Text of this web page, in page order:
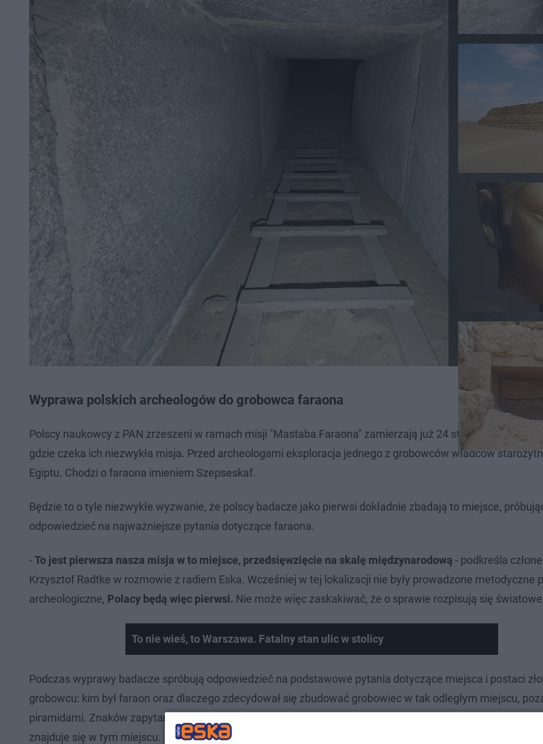
Wyprawa polskich archeologów do grobowca faraona
Polscy naukowcy z PAN zrzeszeni w ramach misji "Mastaba Faraona" zamierzają już 24 stycznia wylecieć
gdzie czeka ich niezwykła misja. Przed archeologami eksploracja jednego z grobowców władców
Egiptu. Chodzi o faraona imieniem Szepseskaf.
Będzie to o tyle niezwykłe wyzwanie, że polscy badacze jako pierwsi dokładnie zbadają to miejsce,
odpowiedzieć na najważniejsze pytania dotyczące faraona.
-To jest pierwsza nasza misja w to miejsce, przedsięwzięcie na skalę międzynarodową - podkreśla
Krzysztof Radtke w rozmowie z radiem Eska. Wcześniej w tej lokalizacji nie były prowadzone metodyczne
archeologiczne, Polacy będą więc pierwsi. Nie może więc zaskakiwać, że o sprawie rozpisują się
To nie wieś, to Warszawa. Fatalny stan ulic w stolicy
Podczas wyprawy badacze spróbują odpowiedzieć na podstawowe pytania dotyczące miejsca i postaci
grobowcu: kim był faraon oraz dlaczego zdecydował się zbudować grobowiec w tak odległym miejscu,
piramidami. Znaków zapytania jest zresztą więcej - nie ma bowiem nawet pewności, czy ciało Szepseskafa
znajduje się w tym miejscu.